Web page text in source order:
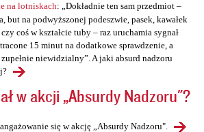
na lotniskach: „Dokładnie ten sam przedmiot –
but na podwyższonej podeszwie, pasek, kawałek
coś w kształcie tuby – raz uruchamia sygnał
15 minut na dodatkowe sprawdzenie, a
niewidzialny”. A jaki absurd nadzoru
w akcji „Absurdy Nadzoru"?
się w akcję „Absurdy Nadzoru".